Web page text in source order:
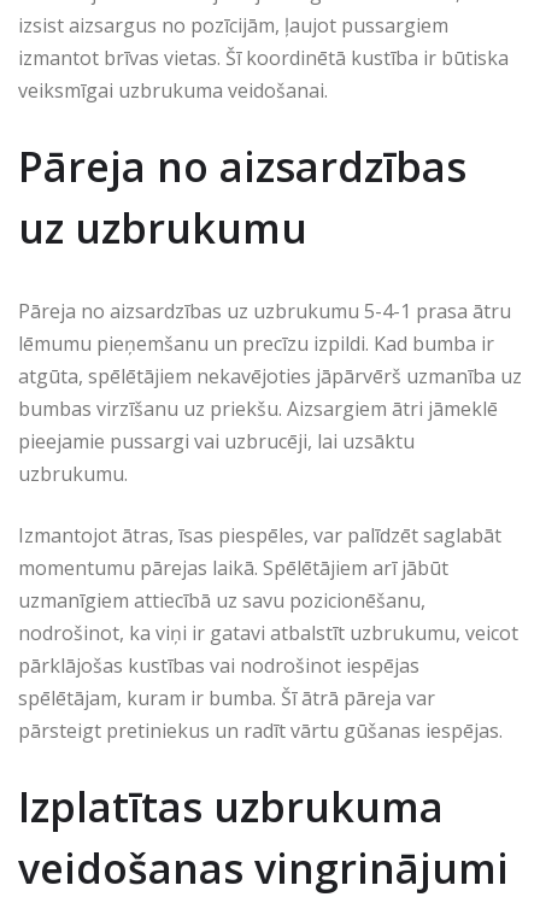
izsist aizsargus no pozīcijām, ļaujot pussargiem
izmantot brīvas vietas. Šī koordinētā kustība ir būtiska
veiksmīgai uzbrukuma veidošanai.
Pāreja no aizsardzības
uz uzbrukumu
Pāreja no aizsardzības uz uzbrukumu 5-4-1 prasa ātru
lēmumu pieņemšanu un precīzu izpildi. Kad bumba ir
atgūta, spēlētājiem nekavējoties jāpārvērš uzmanība uz
bumbas virzīšanu uz priekšu. Aizsargiem ātri jāmeklē
pieejamie pussargi vai uzbrucēji, lai uzsāktu
uzbrukumu.
Izmantojot ātras, īsas piespēles, var palīdzēt saglabāt
momentumu pārejas laikā. Spēlētājiem arī jābūt
uzmanīgiem attiecībā uz savu pozicionēšanu,
nodrošinot, ka viņi ir gatavi atbalstīt uzbrukumu, veicot
pārklājošas kustības vai nodrošinot iespējas
spēlētājam, kuram ir bumba. Šī ātrā pāreja var
pārsteigt pretiniekus un radīt vārtu gūšanas iespējas.
Izplatītas uzbrukuma
veidošanas vingrinājumi